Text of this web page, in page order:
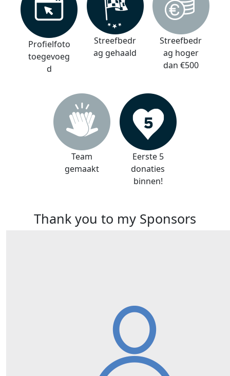
Profielfoto
toegevoeg
d
Streefbedr
ag gehaald
Streefbedr
ag hoger
dan €500
Team
gemaakt
Eerste 5
donaties
binnen!
Thank you to my Sponsors